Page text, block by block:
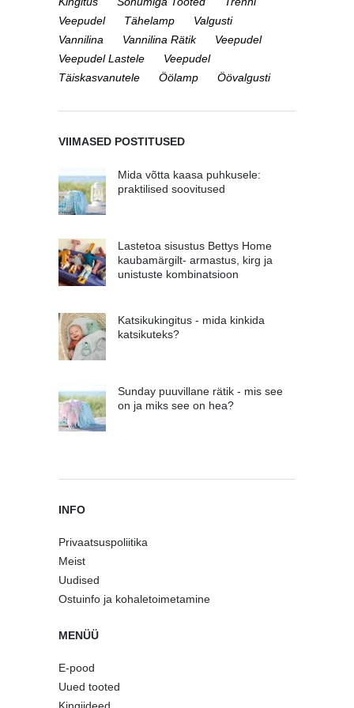
Veepudel
Tähelamp
Valgusti
Vannilina
Vannilina Rätik
Veepudel
Veepudel Lastele
Veepudel
Täiskasvanutele
Öölamp Öövalgusti
VIIMASED POSTITUSED
Mida võtta kaasa puhkusele:
praktilised soovitused
Lastetoa sisustus Bettys Home
kaubamärgilt- armastus, kirg ja
unistuste kombinatsioon
Katsikukingitus - mida kinkida
katsikuteks?
Sunday puuvillane rätik - mis see
on ja miks see on hea?
INFO
Privaatsuspoliitika
Meist
Uudised
Ostuinfo ja kohaletoimetamine
MENÜÜ
E-pood
Uued tooted